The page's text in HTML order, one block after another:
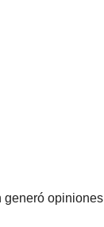
generó opiniones